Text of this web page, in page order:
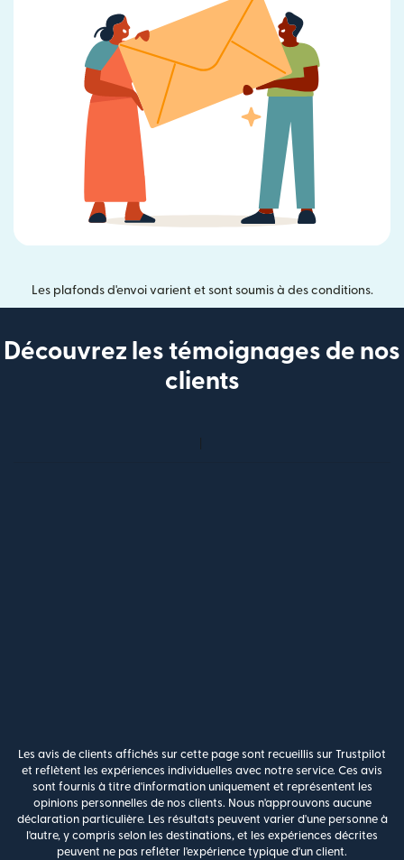
Les plafonds d'envoi varient et sont soumis à des conditions.
Découvrez les témoignages de nos
clients
Les avis de clients affichés sur cette page sont recueillis sur Trustpilot
et reflètent les expériences individuelles avec notre service. Ces avis
sont fournis à titre d'information uniquement et représentent les
opinions personnelles de nos clients. Nous n'approuvons aucune
déclaration particulière. Les résultats peuvent varier d'une personne à
l'autre, y compris selon les destinations, et les expériences décrites
peuvent ne pas refléter l'expérience typique d'un client.